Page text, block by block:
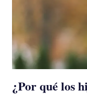
¿Por qué los